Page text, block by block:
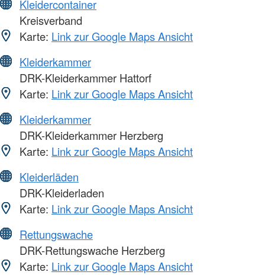
Kleidercontainer
Kreisverband
Karte: Link zur Google Maps Ansicht
Kleiderkammer
DRK-Kleiderkammer Hattorf
Karte: Link zur Google Maps Ansicht
Kleiderkammer
DRK-Kleiderkammer Herzberg
Karte: Link zur Google Maps Ansicht
Kleiderläden
DRK-Kleiderladen
Karte: Link zur Google Maps Ansicht
Rettungswache
DRK-Rettungswache Herzberg
Karte: Link zur Google Maps Ansicht